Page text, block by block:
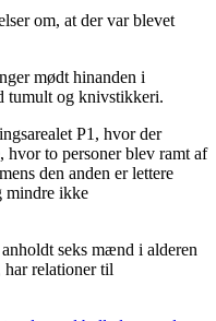
om, at der var blevet
mødt hinanden i
tumult og knivstikkeri.
P1, hvor der
hvor to personer blev ramt af
den anden er lettere
mindre ikke
seks mænd i alderen
har relationer til